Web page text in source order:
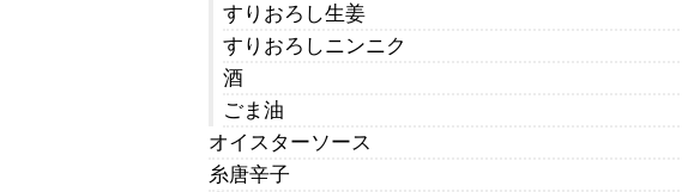
すりおろし生姜
すりおろしニンニク
酒
ごま油
オイスターソース
糸唐辛子